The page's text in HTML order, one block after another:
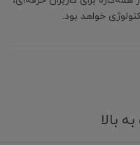
خواهد بود.
بالا